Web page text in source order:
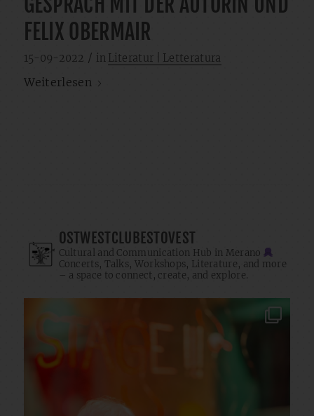
FELIX OBERMAIR
15-09-2022 / in Literatur | Letteratura
Weiterlesen
OSTWESTCLUBESTOVEST
Cultural and Communication Hub in Merano
Concerts, Talks, Workshops, Literature, and more
– a space to connect, create, and explore.